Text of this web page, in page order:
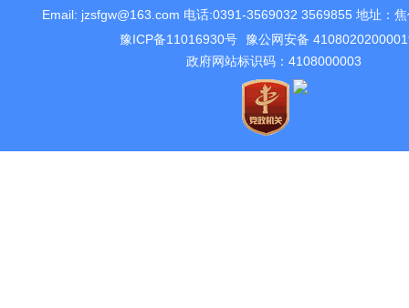
Email: jzsfgw@163.com 电话:0391-3569032 3569855 地址：
豫ICP备11016930号 豫公网安备
政府网站标识码：4108000003